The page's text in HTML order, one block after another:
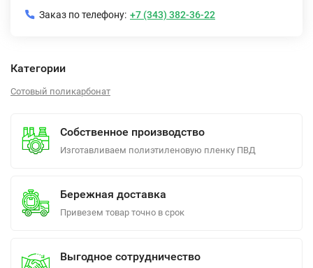
Заказ по телефону: +7 (343) 382-36-22
Категории
Сотовый поликарбонат
Собственное производство
Изготавливаем полиэтиленовую пленку ПВД
Бережная доставка
Привезем товар точно в срок
Выгодное сотрудничество